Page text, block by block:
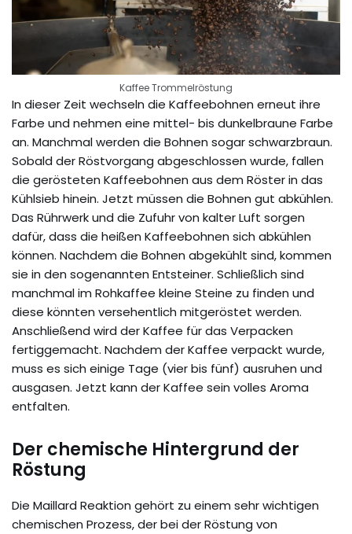
Kaffee Trommelröstung
In dieser Zeit wechseln die Kaffeebohnen erneut ihre
Farbe und nehmen eine mittel- bis dunkelbraune Farbe
an. Manchmal werden die Bohnen sogar schwarzbraun.
Sobald der Röstvorgang abgeschlossen wurde, fallen
die gerösteten Kaffeebohnen aus dem Röster in das
Kühlsieb hinein. Jetzt müssen die Bohnen gut abkühlen.
Das Rührwerk und die Zufuhr von kalter Luft sorgen
dafür, dass die heißen Kaffeebohnen sich abkühlen
können. Nachdem die Bohnen abgekühlt sind, kommen
sie in den sogenannten Entsteiner. Schließlich sind
manchmal im Rohkaffee kleine Steine zu finden und
diese könnten versehentlich mitgeröstet werden.
Anschließend wird der Kaffee für das Verpacken
fertiggemacht. Nachdem der Kaffee verpackt wurde,
muss es sich einige Tage (vier bis fünf) ausruhen und
ausgasen. Jetzt kann der Kaffee sein volles Aroma
entfalten.
Der chemische Hintergrund der
Röstung
Die Maillard Reaktion gehört zu einem sehr wichtigen
chemischen Prozess, der bei der Röstung von